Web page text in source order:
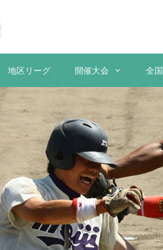
地区リーグ 開催大会 全